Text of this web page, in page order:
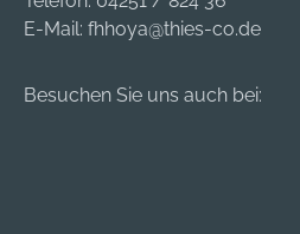
E-Mail: fhhoya@thies-co.de
Besuchen Sie uns auch bei: